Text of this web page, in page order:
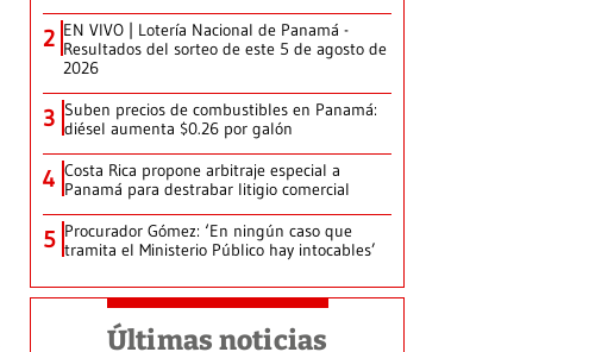
2 EN VIVO | Lotería Nacional de Panamá -
Resultados del sorteo de este 5 de agosto de
2026
3 Suben precios de combustibles en Panamá:
diésel aumenta $0.26 por galón
4 Costa Rica propone arbitraje especial a
Panamá para destrabar litigio comercial
5 Procurador Gómez: ‘En ningún caso que
tramita el Ministerio Público hay intocables’
Últimas noticias